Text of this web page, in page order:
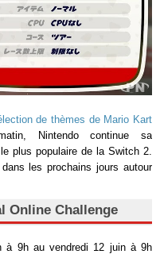
de thèmes de Mario Kart
Nintendo continue sa
plus populaire de la Switch 2.
les prochains jours autour
Online Challenge
à 9h au vendredi 12 juin à 9h